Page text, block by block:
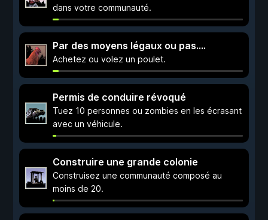
dans votre communauté.
Par des moyens légaux ou pas....
Achetez ou volez un poulet.
Permis de conduire révoqué
Tuez 10 personnes ou zombies en les écrasant
avec un véhicule.
Construire une grande colonie
Construisez une communauté composé au
moins de 20.